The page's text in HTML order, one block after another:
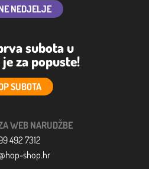
NEDJELJE
subota u
za popuste!
SUBOTA
WEB NARUDŽBE
492 7312
shop.hr